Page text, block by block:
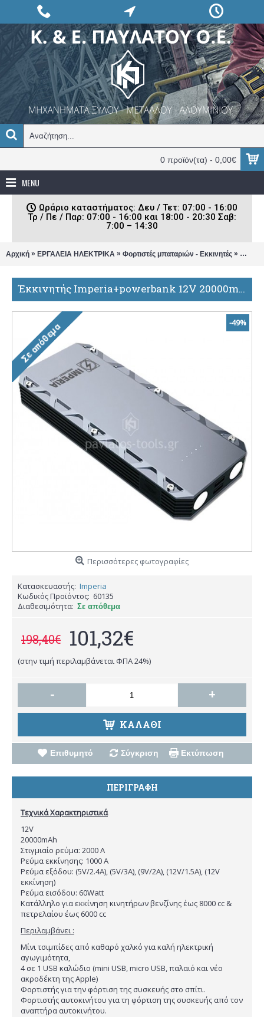
0 προϊόν(τα) - 0,00€
MENU
Ωράριο καταστήματος: Δευ / Τετ: 07:00 - 16:00
Τρ / Πε / Παρ: 07:00 - 16:00 και 18:00 - 20:30 Σαβ:
7:00 – 14:30
Αρχική » ΕΡΓΑΛΕΙΑ ΗΛΕΚΤΡΙΚΑ » Φορτιστές μπαταριών - Εκκινητές »
Έκκινητής Imperia+powerbank 12V 20000mAh 60135
-49%
Περισσότερες φωτογραφίες
Κατασκευαστής: Imperia
Κωδικός Προϊόντος: 60135
Διαθεσιμότητα: Σε απόθεμα
198,40€ 101,32€
(στην τιμή περιλαμβάνεται ΦΠΑ 24%)
- +
ΚΑΛΑΘΙ
Επιθυμητό Σύγκριση Εκτύπωση
ΠΕΡΙΓΡΑΦΗ
Τεχνικά Χαρακτηριστικά
12V
20000mAh
Στιγμιαίο ρεύμα: 2000 A
Ρεύμα εκκίνησης: 1000 A
Ρεύμα εξόδου: (5V/2.4A), (5V/3A), (9V/2A), (12V/1.5A), (12V
εκκίνηση)
Ρεύμα εισόδου: 60Watt
Κατάλληλο για εκκίνηση κινητήρων βενζίνης έως 8000 cc &
πετρελαίου έως 6000 cc
Περιλαμβάνει :
Μίνι τσιμπίδες από καθαρό χαλκό για καλή ηλεκτρική
αγωγιμότητα,
4 σε 1 USB καλώδιο (mini USB, micro USB, παλαιό και νέο
ακροδέκτη της Αpple)
Φορτιστής για την φόρτιση της συσκευής στο σπίτι.
Φορτιστής αυτοκινήτου για τη φόρτιση της συσκευής από τον
αναπτήρα αυτοκινήτου.